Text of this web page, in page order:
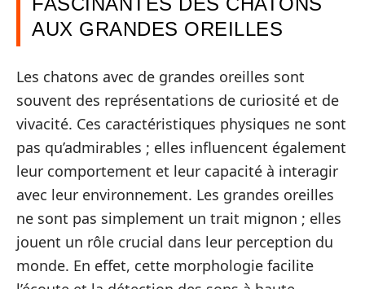
AUX GRANDES OREILLES
Les chatons avec de grandes oreilles sont
souvent des représentations de curiosité et de
vivacité. Ces caractéristiques physiques ne sont
pas qu’admirables ; elles influencent également
leur comportement et leur capacité à interagir
avec leur environnement. Les grandes oreilles
ne sont pas simplement un trait mignon ; elles
jouent un rôle crucial dans leur perception du
monde. En effet, cette morphologie facilite